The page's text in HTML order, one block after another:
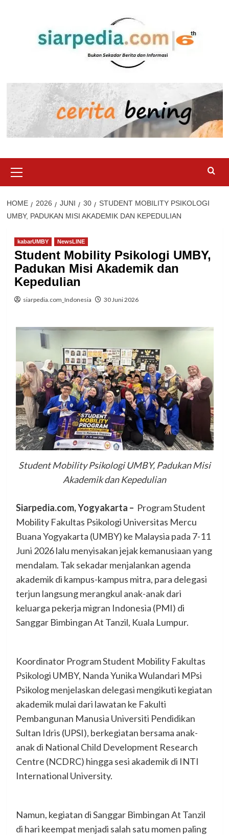
Menu
HOME 2026 JUNI 30
STUDENT MOBILITY PSIKOLOGI
UMBY, PADUKAN MISI AKADEMIK DAN KEPEDULIAN
kabarUMBY NewsLINE
Student Mobility Psikologi UMBY,
Padukan Misi Akademik dan
Kepedulian
siarpedia.com_Indonesia 30 Juni 2026
Student Mobility Psikologi UMBY, Padukan Misi
Akademik dan Kepedulian
Siarpedia.com, Yogyakarta – Program Student
Mobility Fakultas Psikologi Universitas Mercu
Buana Yogyakarta (UMBY) ke Malaysia pada 7-11
Juni 2026 lalu menyisakan jejak kemanusiaan yang
mendalam. Tak sekadar menjalankan agenda
akademik di kampus-kampus mitra, para delegasi
terjun langsung merangkul anak-anak dari
keluarga pekerja migran Indonesia (PMI) di
Sanggar Bimbingan At Tanzil, Kuala Lumpur.
Koordinator Program Student Mobility Fakultas
Psikologi UMBY, Nanda Yunika Wulandari MPsi
Psikolog menjelaskan delegasi mengikuti kegiatan
akademik mulai dari lawatan ke Fakulti
Pembangunan Manusia Universiti Pendidikan
Sultan Idris (UPSI), berkegiatan bersama anak-
anak di National Child Development Research
Centre (NCDRC) hingga sesi akademik di INTI
International University.
Namun, kegiatan di Sanggar Bimbingan At Tanzil
di hari keempat menjadi salah satu momen paling